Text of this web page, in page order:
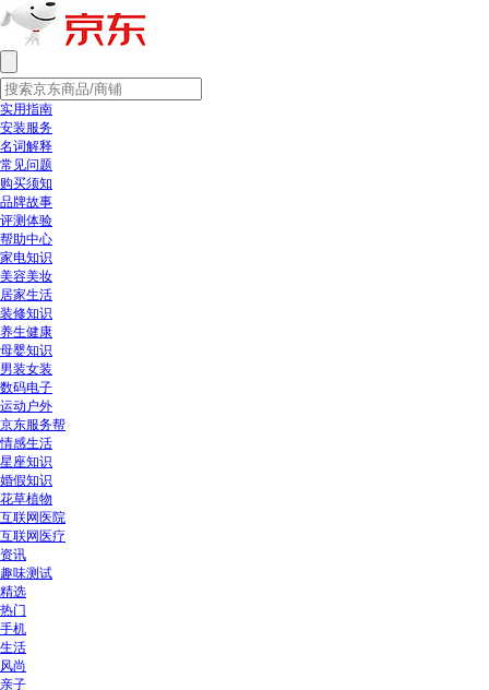
实用指南
安装服务
名词解释
常见问题
购买须知
品牌故事
评测体验
帮助中心
家电知识
美容美妆
居家生活
装修知识
养生健康
母婴知识
男装女装
数码电子
运动户外
京东服务帮
情感生活
星座知识
婚假知识
花草植物
互联网医院
互联网医疗
资讯
趣味测试
精选
热门
手机
生活
风尚
亲子